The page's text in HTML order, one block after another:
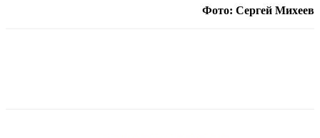
Фото: Сергей Михеев